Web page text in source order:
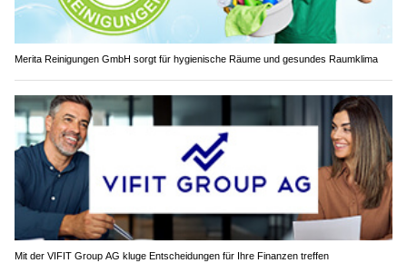
Merita Reinigungen GmbH sorgt für hygienische Räume und gesundes Raumklima
Mit der VIFIT Group AG kluge Entscheidungen für Ihre Finanzen treffen